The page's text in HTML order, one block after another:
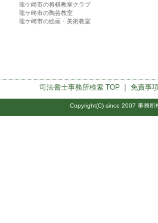
龍ケ崎市の将棋教室クラブ
龍ケ崎市の陶芸教室
龍ケ崎市の絵画・美術教室
司法書士事務所検索TOP ｜ 免責事
Copyright(C) since 2007 事務所